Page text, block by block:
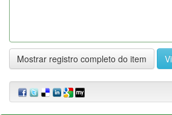
Mostrar registro completo do item